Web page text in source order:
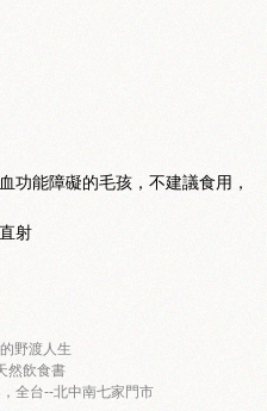
功能障礙的毛孩，不建議食用，
射
野渡人生
然飲食書
全台--北中南七家門市